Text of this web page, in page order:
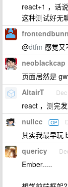
react+1 ，话
这种测试好无
@dtfm 感觉又
neoblackcap
页面居然是
AltairT
react ，测完
nullcc OP
其实我最早玩
quericy
Ember.....